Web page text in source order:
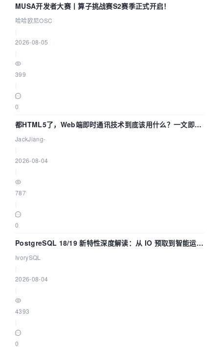
MUSA开发者大赛丨算子挑战赛S2赛季正式开启！
哈哈欧尼OSC
2026-08-05
399
0
都HTML5了，Web端即时通讯技术到底该用什么？一文即
懂！
JackJiang-
2026-08-04
787
0
PostgreSQL 18/19 新特性深度解读：从 IO 预取到智能运
维，全面提升数据库体验
IvorySQL
2026-08-04
4393
0